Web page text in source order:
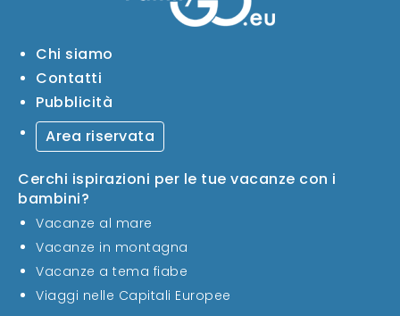
Chi siamo
Contatti
Pubblicità
Area riservata
Cerchi ispirazioni per le tue vacanze con i
bambini?
Vacanze al mare
Vacanze in montagna
Vacanze a tema fiabe
Viaggi nelle Capitali Europee